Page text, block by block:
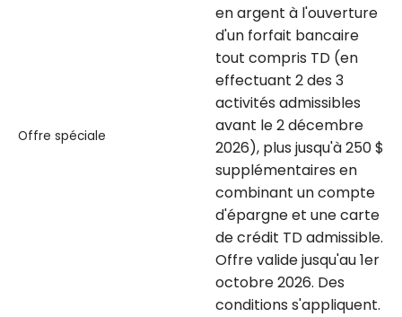
Offre spéciale
en argent à l'ouverture
d'un forfait bancaire
tout compris TD (en
effectuant 2 des 3
activités admissibles
avant le 2 décembre
2026), plus jusqu'à 250 $
supplémentaires en
combinant un compte
d'épargne et une carte
de crédit TD admissible.
Offre valide jusqu'au 1er
octobre 2026. Des
conditions s'appliquent.